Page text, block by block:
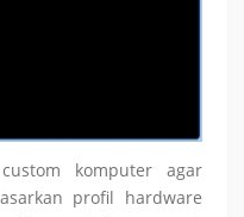
komputer agar
profil hardware